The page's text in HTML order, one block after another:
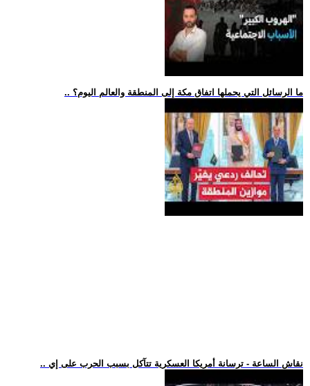
.. ما الرسائل التي يحملها اتفاق مكة إلى المنطقة والعالم اليوم؟
.. نقاش الساعة - ترسانة أمريكا العسكرية تتآكل بسبب الحرب على إي